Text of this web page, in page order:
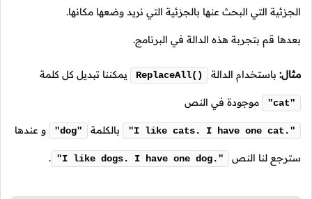
الجزئية التي البحث عنها بالجزئية التي نريد وضعها مكانها.
بعدها قم بتجربة هذه الدالة في البرنامج.
مثال: باستخدام الدالة ReplaceAll() يمكننا تبديل كل كلمة
"cat" موجودة في النص
"I like cats. I have one cat." بالكلمة "dog" و عندها
سترجع لنا النص "I like dogs. I have one dog."
.